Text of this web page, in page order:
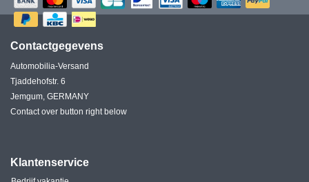
Contactgegevens
Automobilia-Versand
Tjaddehofstr. 6
Jemgum, GERMANY
Contact over button right below
Klantenservice